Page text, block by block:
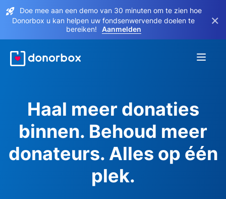
Doe mee aan een demo van 30 minuten om te zien hoe
Donorbox u kan helpen uw fondsenwervende doelen te
bereiken!
Aanmelden
×
Haal meer donaties
binnen. Behoud meer
donateurs. Alles op één
plek.